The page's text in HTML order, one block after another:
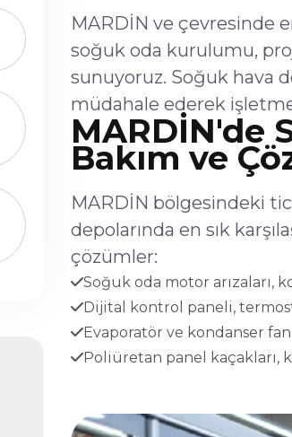
MARDİN ve çevresinde
soğuk oda kurulumu,
sunuyoruz. Soğuk hava
müdahale ederek
MARDİN'de
Bakım ve
MARDİN bölgesindeki
depolarında en sık
çözümler:
Soğuk oda motor arızaları,
Dijital kontrol paneli,
Evaporatör ve kondanser
Poliüretan panel kaçakları,